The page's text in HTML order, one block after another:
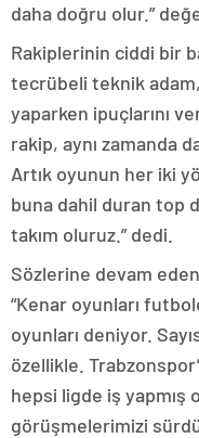
daha doğru olur.”
Rakiplerinin ciddi bir
tecrübeli teknik adam,
yaparken ipuçlarını
rakip, aynı zamanda
Artık oyunun her iki
buna dahil duran top
takım oluruz.” dedi.
Sözlerine devam eden
“Kenar oyunları
oyunları deniyor.
özellikle.
hepsi ligde iş yapmış
görüşmelerimizi